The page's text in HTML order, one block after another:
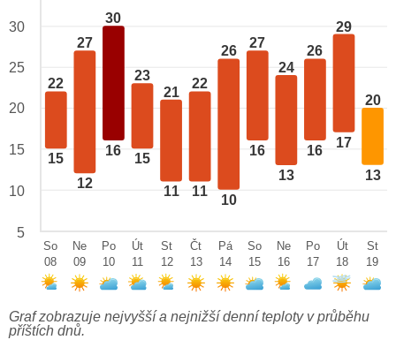
22
15
27
12
30
16
23
15
21
11
22
11
26
10
27
16
24
13
26
16
29
17
20
13
30
25
20
15
10
5
So
08
Ne
09
Po
10
Út
11
St
12
Čt
13
Pá
14
So
15
Ne
16
Po
17
Út
18
St
19
Graf zobrazuje nejvyšší a nejnižší denní teploty v průběhu
příštích dnů.